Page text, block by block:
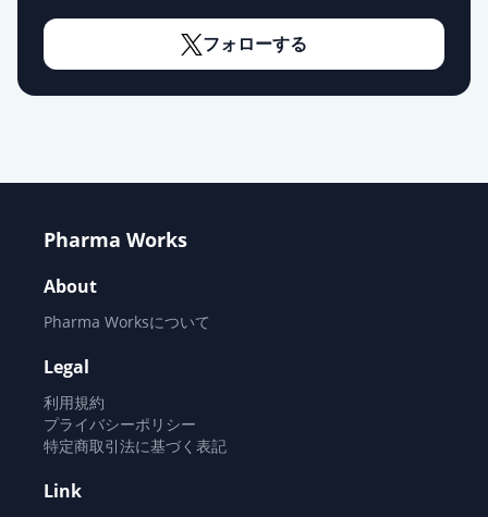
フォローする
Pharma Works
About
Pharma Worksについて
Legal
利用規約
プライバシーポリシー
特定商取引法に基づく表記
Link